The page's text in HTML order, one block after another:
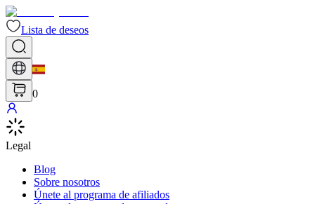
Lista de deseos
0
Legal
Blog
Sobre nosotros
Únete al programa de afiliados